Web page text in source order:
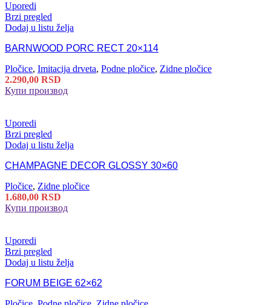
Uporedi
Brzi pregled
Dodaj u listu želja
BARNWOOD PORC RECT 20×114
Pločice, Imitacija drveta, Podne pločice, Zidne pločice
2.290,00 RSD
Купи производ
Uporedi
Brzi pregled
Dodaj u listu želja
CHAMPAGNE DECOR GLOSSY 30×60
Pločice, Zidne pločice
1.680,00 RSD
Купи производ
Uporedi
Brzi pregled
Dodaj u listu želja
FORUM BEIGE 62×62